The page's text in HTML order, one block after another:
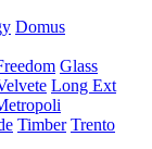
Domus
Glass
Long Ext
Timber Trento